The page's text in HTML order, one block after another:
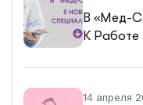
В «Мед-
К
14 апреля